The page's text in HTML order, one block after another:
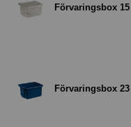
Förvaringsbox
Förvaringsbox